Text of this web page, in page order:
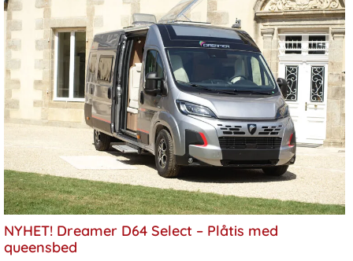
NYHET! Dreamer D64 Select – Plåtis med
queensbed